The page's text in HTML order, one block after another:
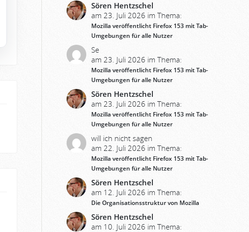
Sören Hentzschel
am 23. Juli 2026 im Thema:
Mozilla veröffentlicht Firefox 153 mit Tab-
Umgebungen für alle Nutzer
Se
am 23. Juli 2026 im Thema:
Mozilla veröffentlicht Firefox 153 mit Tab-
Umgebungen für alle Nutzer
Sören Hentzschel
am 23. Juli 2026 im Thema:
Mozilla veröffentlicht Firefox 153 mit Tab-
Umgebungen für alle Nutzer
will ich nicht sagen
am 22. Juli 2026 im Thema:
Mozilla veröffentlicht Firefox 153 mit Tab-
Umgebungen für alle Nutzer
Sören Hentzschel
am 12. Juli 2026 im Thema:
Die Organisationsstruktur von Mozilla
Sören Hentzschel
am 10. Juli 2026 im Thema: